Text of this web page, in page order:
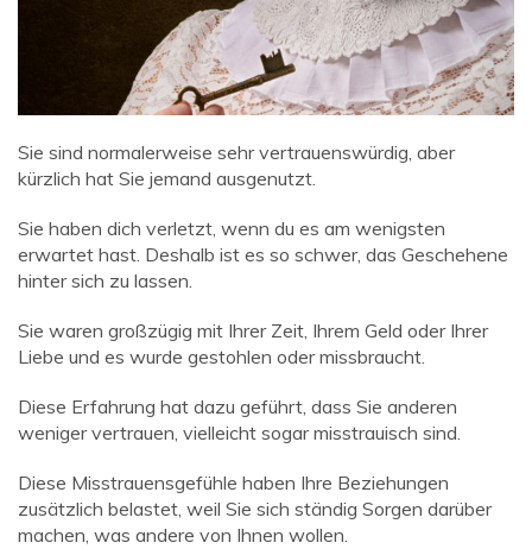
Sie sind normalerweise sehr vertrauenswürdig, aber
kürzlich hat Sie jemand ausgenutzt.
Sie haben dich verletzt, wenn du es am wenigsten
erwartet hast. Deshalb ist es so schwer, das Geschehene
hinter sich zu lassen.
Sie waren großzügig mit Ihrer Zeit, Ihrem Geld oder Ihrer
Liebe und es wurde gestohlen oder missbraucht.
Diese Erfahrung hat dazu geführt, dass Sie anderen
weniger vertrauen, vielleicht sogar misstrauisch sind.
Diese Misstrauensgefühle haben Ihre Beziehungen
zusätzlich belastet, weil Sie sich ständig Sorgen darüber
machen, was andere von Ihnen wollen.